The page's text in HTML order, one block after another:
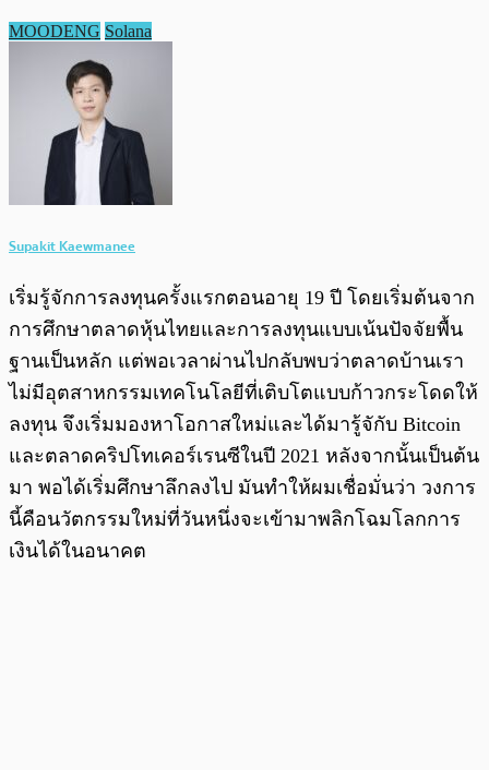
MOODENG Solana
Supakit Kaewmanee
เริ่มรู้จักการลงทุนครั้งแรกตอนอายุ 19 ปี โดยเริ่มต้นจาก
การศึกษาตลาดหุ้นไทยและการลงทุนแบบเน้นปัจจัยพื้น
ฐานเป็นหลัก แต่พอเวลาผ่านไปกลับพบว่าตลาดบ้านเรา
ไม่มีอุตสาหกรรมเทคโนโลยีที่เติบโตแบบก้าวกระโดดให้
ลงทุน จึงเริ่มมองหาโอกาสใหม่และได้มารู้จักับ Bitcoin
และตลาดคริปโทเคอร์เรนซีในปี 2021 หลังจากนั้นเป็นต้น
มา พอได้เริ่มศึกษาลึกลงไป มันทำให้ผมเชื่อมั่นว่า วงการ
นี้คือนวัตกรรมใหม่ที่วันหนึ่งจะเข้ามาพลิกโฉมโลกการ
เงินได้ในอนาคต